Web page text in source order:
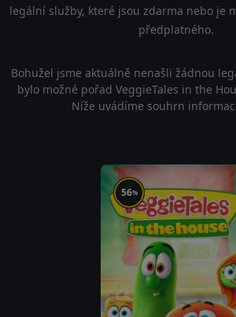
legální služby, které jsou zdarma nebo je
předplatného.
Bohužel jsme aktuálně nenašli žádnou
bylo možné pořad VeggieTales in the
Níže uvádíme souhrn
56%